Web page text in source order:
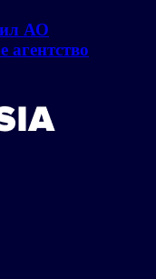
АО
агентство